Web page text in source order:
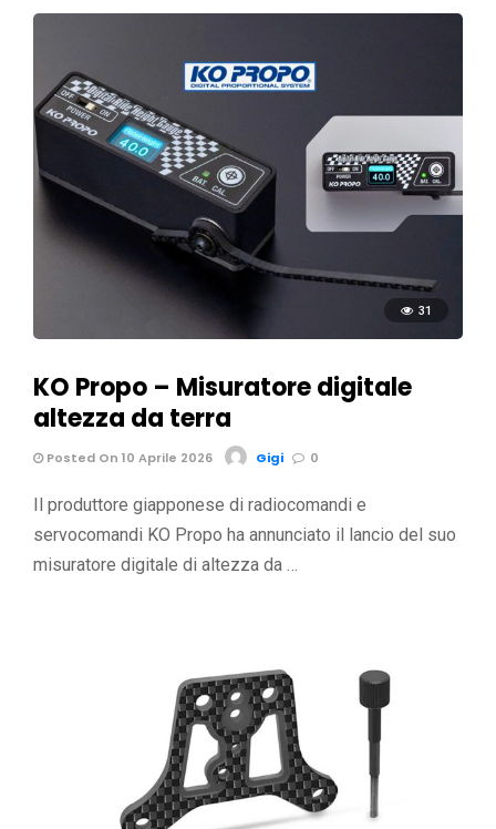
31
KO Propo – Misuratore digitale
altezza da terra
Posted On 10 Aprile 2026 Gigi 0
Il produttore giapponese di radiocomandi e
servocomandi KO Propo ha annunciato il lancio del suo
misuratore digitale di altezza da …